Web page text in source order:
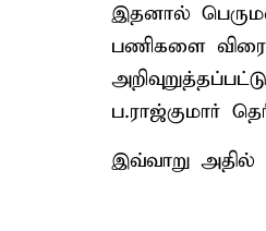
இதனால்
பணிகளை
ப.ராஜ்குமார்
இவ்வாறு அதில்